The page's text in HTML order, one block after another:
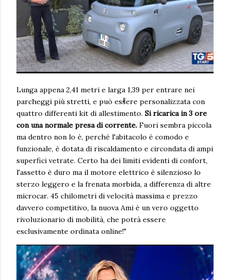
Lunga appena 2,41 metri e larga 1,39 per entrare nei
parcheggi più stretti, e può essere personalizzata con
quattro differenti kit di allestimento. Si ricarica in 3 ore
con una normale presa di corrente. Fuori sembra piccola
ma dentro non lo è, perché l'abitacolo è comodo e
funzionale, è dotata di riscaldamento e circondata di ampi
superfici vetrate. Certo ha dei limiti evidenti di confort,
l'assetto è duro ma il motore elettrico è silenzioso lo
sterzo leggero e la frenata morbida, a differenza di altre
microcar. 45 chilometri di velocità massima e prezzo
davvero competitivo, la nuova Ami è un vero oggetto
rivoluzionario di mobilità, che potrà essere
esclusivamente ordinata online!"